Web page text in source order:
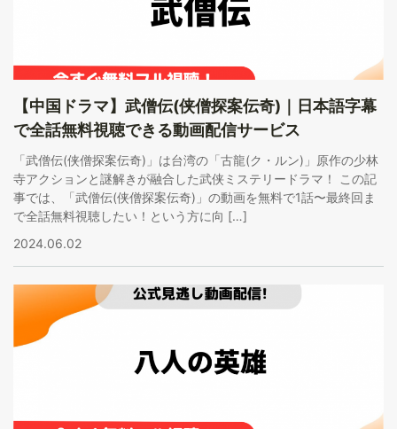
【中国ドラマ】武僧伝(侠僧探案伝奇)｜日本語字幕
で全話無料視聴できる動画配信サービス
「武僧伝(侠僧探案伝奇)」は台湾の「古龍(ク・ルン)」原作の少林
寺アクションと謎解きが融合した武侠ミステリードラマ！ この記
事では、「武僧伝(侠僧探案伝奇)」の動画を無料で1話〜最終回ま
で全話無料視聴したい！という方に向 […]
2024.06.02